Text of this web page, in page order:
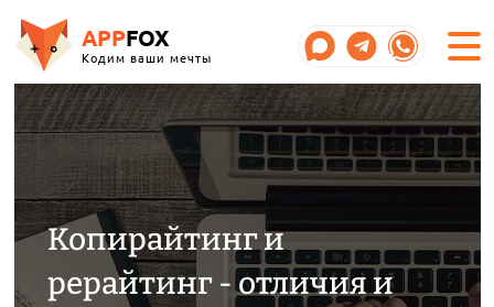
APPFOX
Кодим ваши мечты
Копирайтинг и
рерайтинг - отличия и